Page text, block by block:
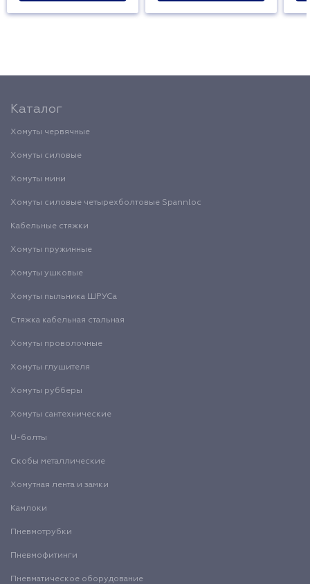
Каталог
Хомуты червячные
Хомуты силовые
Хомуты мини
Хомуты силовые четырехболтовые Spannloc
Кабельные стяжки
Хомуты пружинные
Хомуты ушковые
Хомуты пыльника ШРУСа
Стяжка кабельная стальная
Хомуты проволочные
Хомуты глушителя
Хомуты рубберы
Хомуты сантехнические
U-болты
Скобы металлические
Хомутная лента и замки
Камлоки
Пневмотрубки
Пневмофитинги
Пневматическое оборудование